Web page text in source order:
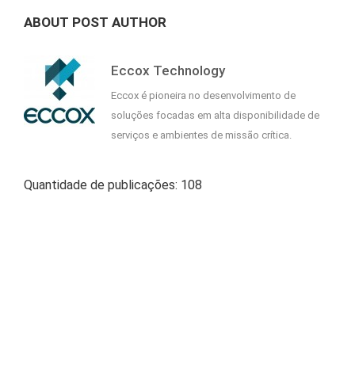
ABOUT POST AUTHOR
Eccox Technology
Eccox é pioneira no desenvolvimento de
soluções focadas em alta disponibilidade de
serviços e ambientes de missão crítica.
Quantidade de publicações: 108